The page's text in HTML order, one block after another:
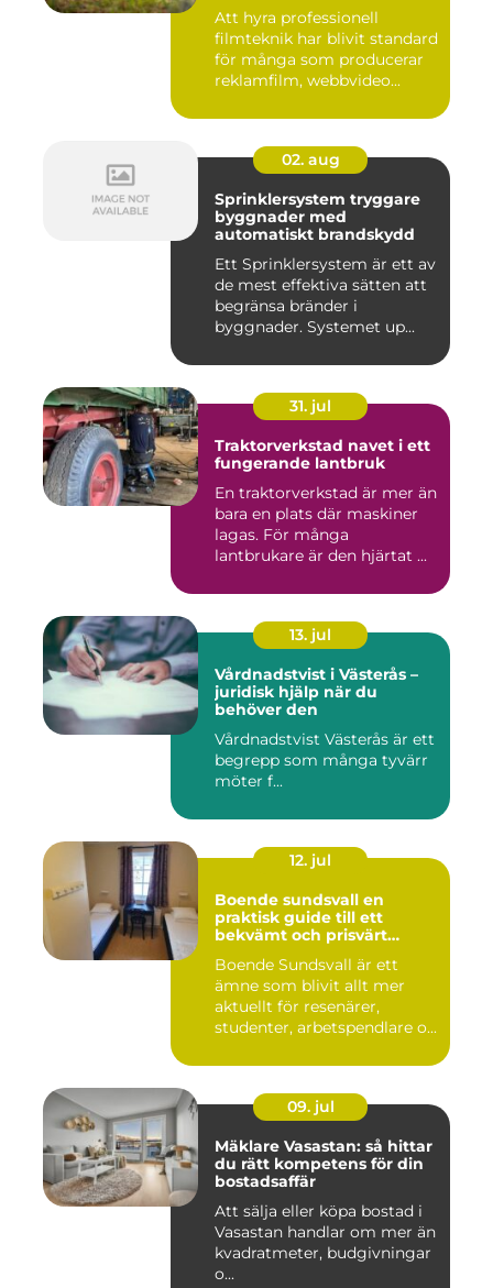
Att hyra professionell
filmteknik har blivit standard
för många som producerar
reklamfilm, webbvideo...
02. aug
Sprinklersystem tryggare
byggnader med
automatiskt brandskydd
Ett Sprinklersystem är ett av
de mest effektiva sätten att
begränsa bränder i
byggnader. Systemet up...
31. jul
Traktorverkstad navet i ett
fungerande lantbruk
En traktorverkstad är mer än
bara en plats där maskiner
lagas. För många
lantbrukare är den hjärtat ...
13. jul
Vårdnadstvist i Västerås –
juridisk hjälp när du
behöver den
Vårdnadstvist Västerås är ett
begrepp som många tyvärr
möter f...
12. jul
Boende sundsvall en
praktisk guide till ett
bekvämt och prisvärt
Boende Sundsvall är ett
ämne som blivit allt mer
aktuellt för resenärer,
studenter, arbetspendlare o...
09. jul
Mäklare Vasastan: så hittar
du rätt kompetens för din
bostadsaffär
Att sälja eller köpa bostad i
Vasastan handlar om mer än
kvadratmeter, budgivningar
o...